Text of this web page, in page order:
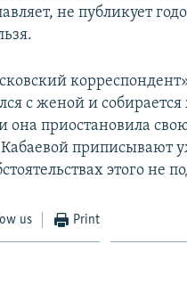
не публикует
с женой и
она приостановила
Кабаевой
этого не
us Print